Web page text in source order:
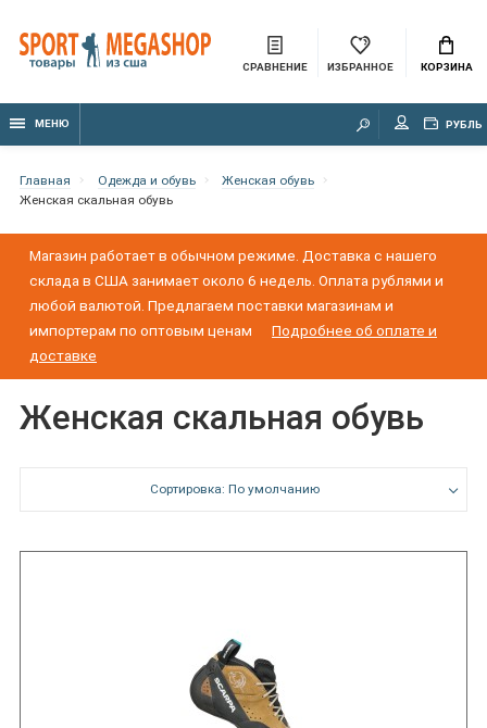
СРАВНЕНИЕ ИЗБРАННОЕ КОРЗИНА
МЕНЮ РУБЛЬ
Главная Одежда и обувь
Женская обувь
Женская скальная обувь
Магазин работает в обычном режиме. Доставка с нашего
склада в США занимает около 6 недель. Оплата рублями и
любой валютой. Предлагаем поставки магазинам и
импортерам по оптовым ценам
Подробнее об оплате и
доставке
Женская скальная обувь
Сортировка: По умолчанию